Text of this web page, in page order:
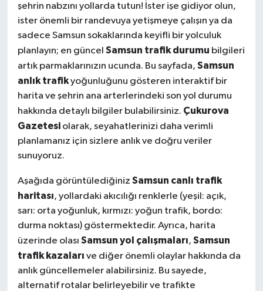
şehrin nabzını yollarda tutun! İster işe gidiyor olun,
ister önemli bir randevuya yetişmeye çalışın ya da
sadece Samsun sokaklarında keyifli bir yolculuk
planlayın; en güncel Samsun trafik durumu bilgileri
artık parmaklarınızın ucunda. Bu sayfada, Samsun
anlık trafikyoğunluğunu gösteren interaktif bir
harita ve şehrin ana arterlerindeki son yol durumu
hakkında detaylı bilgiler bulabilirsiniz. Çukurova
Gazetesiolarak, seyahatlerinizi daha verimli
planlamanız için sizlere anlık ve doğru veriler
sunuyoruz.
Aşağıda görüntülediğiniz Samsun canlı trafik
haritası, yollardaki akıcılığı renklerle (yeşil: açık,
sarı: orta yoğunluk, kırmızı: yoğun trafik, bordo:
durma noktası) göstermektedir. Ayrıca, harita
üzerinde olası Samsun yol çalışmaları, Samsun
trafik kazaları ve diğer önemli olaylar hakkında da
anlık güncellemeler alabilirsiniz. Bu sayede,
alternatif rotalar belirleyebilir ve trafikte